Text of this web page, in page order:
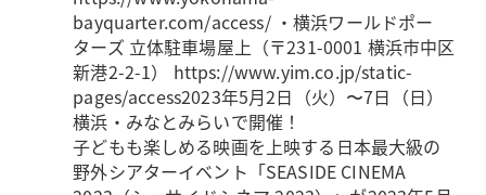
bayquarter.com/access/ ・横浜ワールドポー
ターズ 立体駐車場屋上（〒231-0001 横浜市中区
新港2-2-1） https://www.yim.co.jp/static-
pages/access2023年5月2日（火）〜7日（日）
横浜・みなとみらいで開催！
子どもも楽しめる映画を上映する日本最大級の
野外シアターイベント「SEASIDE CINEMA